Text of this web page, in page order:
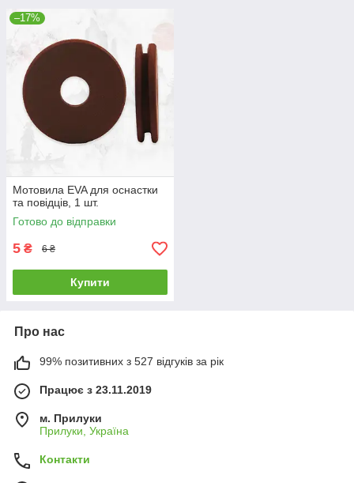
–17%
Мотовила EVA для оснастки
та повідців, 1 шт.
Готово до відправки
5 ₴ 6 ₴
Купити
Про нас
99% позитивних з 527 відгуків за рік
Працює з 23.11.2019
м. Прилуки
Прилуки, Україна
Контакти